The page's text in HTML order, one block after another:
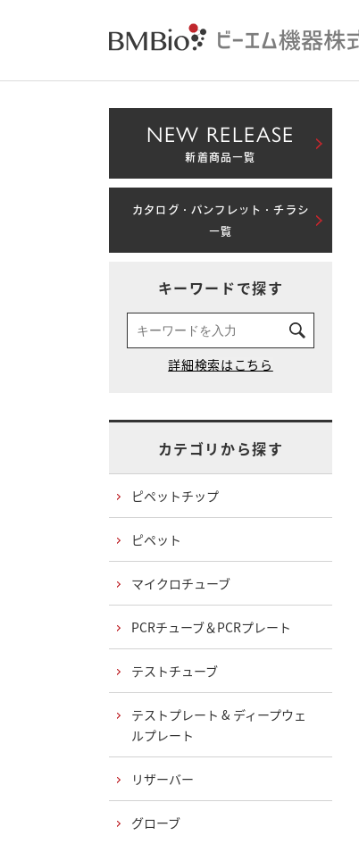
NEW RELEASE
新着商品一覧
カタログ・パンフレット・チラシ
一覧
キーワードで探す
カテゴリから探す
ピペットチップ
ピペット
マイクロチューブ
PCRチューブ＆PCRプレート
テストチューブ
テストプレート & ディープウェ
ルプレート
リザーバー
グローブ